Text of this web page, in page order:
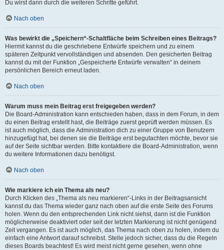
Du wirst dann durch die weiteren Schritte geführt.
Nach oben
Was bewirkt die „Speichern“-Schaltfläche beim Schreiben eines Beitrags?
Hiermit kannst du die geschriebene Entwürfe speichern und zu einem
späteren Zeitpunkt vervollständigen und absenden. Den gesicherten Beitrag
kannst du mit der Funktion „Gespeicherte Entwürfe verwalten“ in deinem
persönlichen Bereich erneut laden.
Nach oben
Warum muss mein Beitrag erst freigegeben werden?
Die Board-Administration kann entschieden haben, dass in dem Forum, in dem
du einen Beitrag erstellt hast, die Beiträge zuerst geprüft werden müssen. Es
ist auch möglich, dass die Administration dich zu einer Gruppe von Benutzern
hinzugefügt hat, bei denen sie die Beiträge erst begutachten möchte, bevor sie
auf der Seite sichtbar werden. Bitte kontaktiere die Board-Administration, wenn
du weitere Informationen dazu benötigst.
Nach oben
Wie markiere ich ein Thema als neu?
Durch Klicken des „Thema als neu markieren“-Links in der Beitragsansicht
kannst du das Thema wieder ganz nach oben auf die erste Seite des Forums
holen. Wenn du den entsprechenden Link nicht siehst, dann ist die Funktion
möglicherweise deaktiviert oder seit der letzten Markierung ist nicht genügend
Zeit vergangen. Es ist auch möglich, das Thema nach oben zu holen, indem du
einfach eine Antwort darauf schreibst. Stelle jedoch sicher, dass du die Regeln
dieses Boards beachtest! Es wird meist nicht gerne gesehen, wenn ohne